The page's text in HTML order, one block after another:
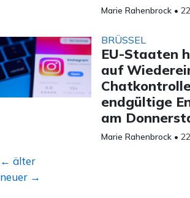
Marie Rahenbrock •
BRÜSSEL
EU-Staaten
auf
endgültige
am
Marie Rahenbrock •
Beitragsnavigation
← älter
neuer →